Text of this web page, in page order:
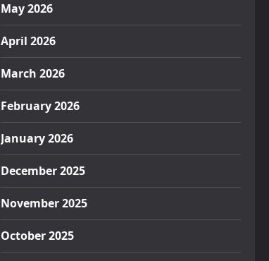
May 2026
April 2026
March 2026
February 2026
January 2026
December 2025
November 2025
October 2025